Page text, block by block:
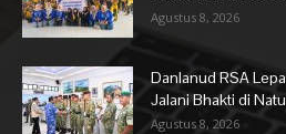
Agustus 8, 2026
Danlanud RSA
Jalani Bhakti di
Agustus 8, 2026